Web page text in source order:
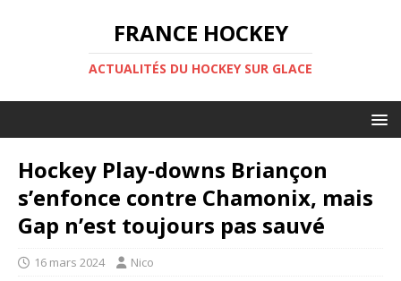
FRANCE HOCKEY
ACTUALITÉS DU HOCKEY SUR GLACE
Hockey Play-downs Briançon
s’enfonce contre Chamonix, mais
Gap n’est toujours pas sauvé
16 mars 2024 Nico